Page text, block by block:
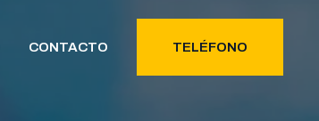
CONTACTO TELÉFONO